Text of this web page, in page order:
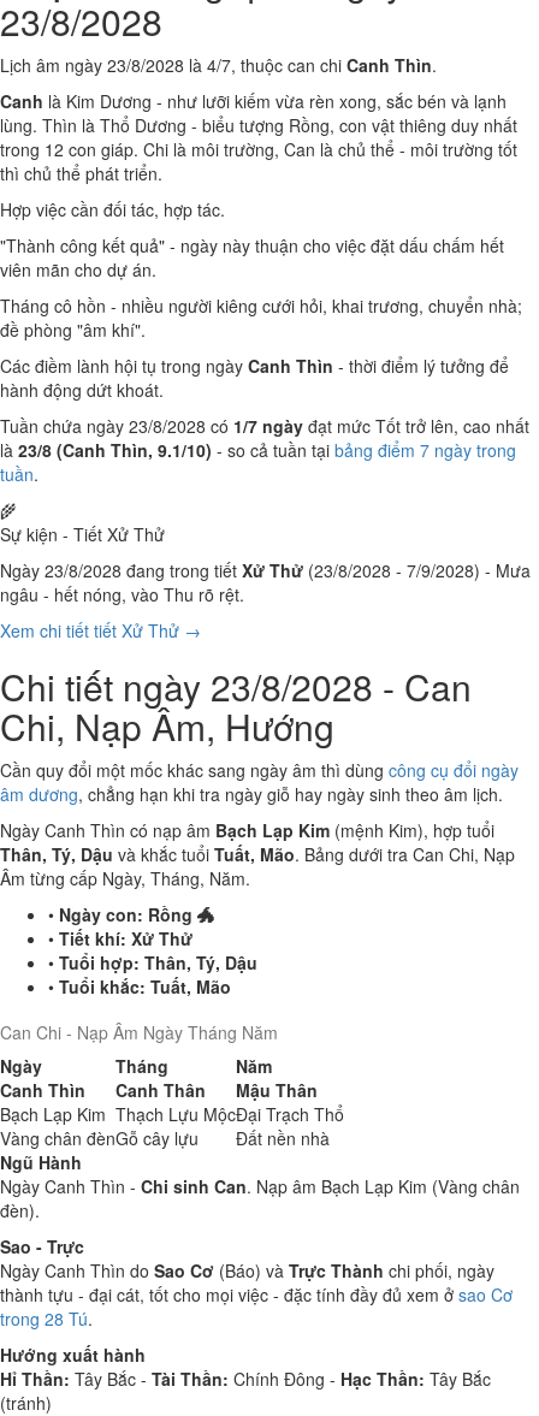
23/8/2028
Lịch âm ngày 23/8/2028 là 4/7, thuộc can chi Canh Thìn.
Canh là Kim Dương - như lưỡi kiếm vừa rèn xong, sắc bén và lạnh
lùng. Thìn là Thổ Dương - biểu tượng Rồng, con vật thiêng duy nhất
trong 12 con giáp. Chi là môi trường, Can là chủ thể - môi trường tốt
thì chủ thể phát triển.
Hợp việc cần đối tác, hợp tác.
"Thành công kết quả" - ngày này thuận cho việc đặt dấu chấm hết
viên mãn cho dự án.
Tháng cô hồn - nhiều người kiêng cưới hỏi, khai trương, chuyển nhà;
đề phòng "âm khí".
Các điềm lành hội tụ trong ngày Canh Thìn - thời điểm lý tưởng để
hành động dứt khoát.
Tuần chứa ngày 23/8/2028 có 1/7 ngày đạt mức Tốt trở lên, cao nhất
là 23/8 (Canh Thìn, 9.1/10) - so cả tuần tại bảng điểm 7 ngày trong
tuần.
🌾
Sự kiện - Tiết Xử Thử
Ngày 23/8/2028 đang trong tiết Xử Thử (23/8/2028 - 7/9/2028) - Mưa
ngâu - hết nóng, vào Thu rõ rệt.
Xem chi tiết tiết Xử Thử →
Chi tiết ngày 23/8/2028 - Can
Chi, Nạp Âm, Hướng
Cần quy đổi một mốc khác sang ngày âm thì dùng công cụ đổi ngày
âm dương, chẳng hạn khi tra ngày giỗ hay ngày sinh theo âm lịch.
Ngày Canh Thìn có nạp âm Bạch Lạp Kim (mệnh Kim), hợp tuổi
Thân, Tý, Dậu và khắc tuổi Tuất, Mão. Bảng dưới tra Can Chi, Nạp
Âm từng cấp Ngày, Tháng, Năm.
• Ngày con: Rồng 🐲
• Tiết khí: Xử Thử
• Tuổi hợp: Thân, Tý, Dậu
• Tuổi khắc: Tuất, Mão
Can Chi - Nạp Âm Ngày Tháng Năm
Ngày
Tháng
Năm
Canh Thìn
Canh Thân
Mậu Thân
Bạch Lạp Kim Thạch Lựu MộcĐại Trạch Thổ
Vàng chân đènGỗ cây lựu
Đất nền nhà
Ngũ Hành
Ngày Canh Thìn - Chi sinh Can. Nạp âm Bạch Lạp Kim (Vàng chân
đèn).
Sao - Trực
Ngày Canh Thìn do Sao Cơ (Báo) và Trực Thành chi phối, ngày
thành tựu - đại cát, tốt cho mọi việc - đặc tính đầy đủ xem ở sao Cơ
trong 28 Tú.
Hướng xuất hành
Hỉ Thần: Tây Bắc - Tài Thần: Chính Đông - Hạc Thần: Tây Bắc
(tránh)